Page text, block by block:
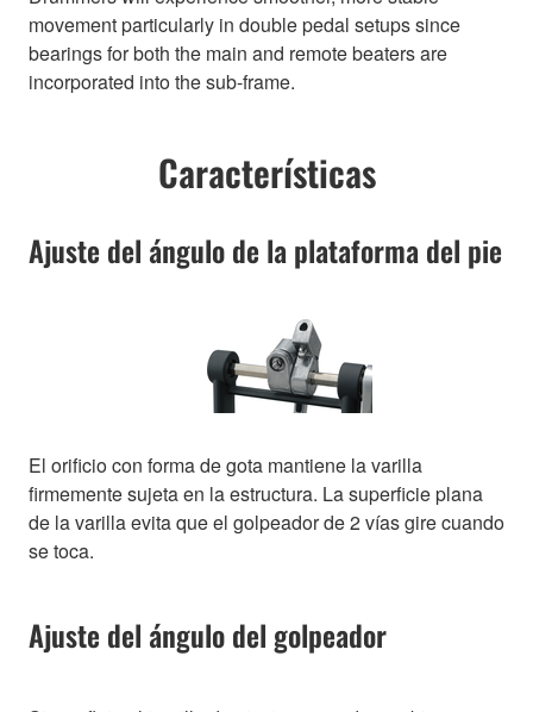
movement particularly in double pedal setups since
bearings for both the main and remote beaters are
incorporated into the sub-frame.
Características
Ajuste del ángulo de la plataforma del pie
El orificio con forma de gota mantiene la varilla
firmemente sujeta en la estructura. La superficie plana
de la varilla evita que el golpeador de 2 vías gire cuando
se toca.
Ajuste del ángulo del golpeador